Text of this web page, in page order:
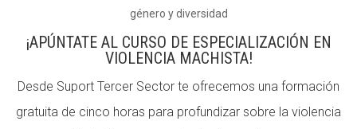
género y diversidad
¡APÚNTATE AL CURSO DE ESPECIALIZACIÓN EN
VIOLENCIA MACHISTA!
Desde Suport Tercer Sector te ofrecemos una formación
gratuita de cinco horas para profundizar sobre la violencia